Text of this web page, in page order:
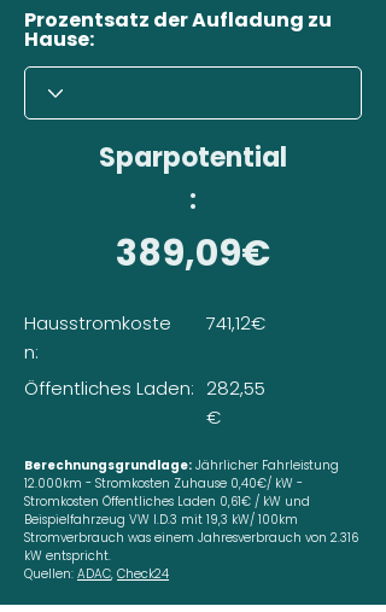
Prozentsatz der Aufladung zu
Hause:
Sparpotential
:
389,09€
Hausstromkoste
n:
Öffentliches Laden:
741,12€
282,55
€
Berechnungsgrundlage: Jährlicher Fahrleistung
12.000km - Stromkosten Zuhause 0,40€/ kW -
Stromkosten Öffentliches Laden 0,61€ / kW und
Beispielfahrzeug VW I.D.3 mit 19,3 kW/ 100km
Stromverbrauch was einem Jahresverbrauch von 2.316
kW entspricht.
Quellen: ADAC, Check24